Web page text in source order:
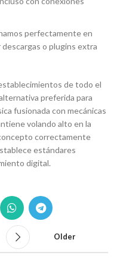
perfectamente en
o plugins extra
de todo el
preferida para
fusionada con mecánicas
volando alto en la
correctamente
estándares
digital.
Older